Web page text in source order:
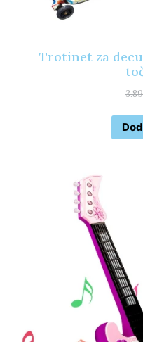
Trotinet za